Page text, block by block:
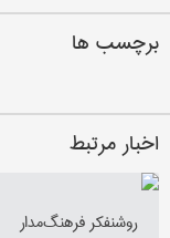
برچسب ها
اخبار مرتبط
روشنفكر فرهنگ‌مدار